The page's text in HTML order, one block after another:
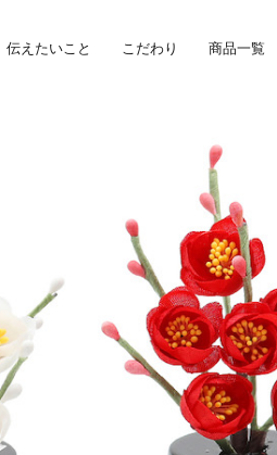
伝えたいこと こだわり 商品一覧